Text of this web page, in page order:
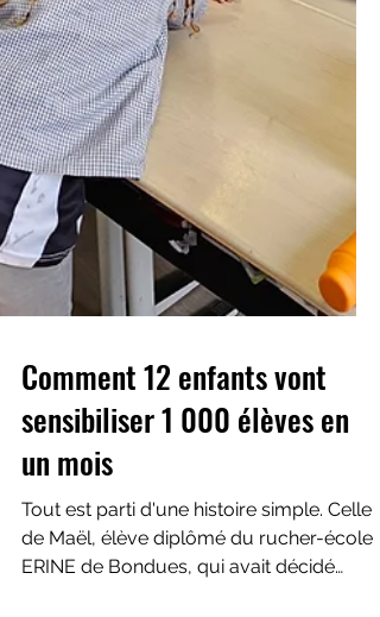
Comment 12 enfants vont